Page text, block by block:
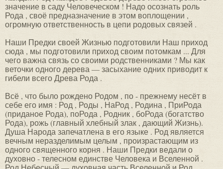
значение в саду Человеческом ! Надо осознать роль
Рода , своё предназначение в этом воплощении ,
огромную ответственность в цепи родовых связей .
Наши Предки своей Жизнью подготовили Наш приход
сюда , мы подготовили приход своим потомкам ... Для
чего важна связь со своими родственниками ? Мы как
веточки одного дерева — засыхание одних приводит к
гибели всего Древа Рода .
Всё , что было рождено Родом , по - прежнему несёт в
себе его имя : Род , Роды , НаРод , Родина , ПриРода
(приданое Рода), поРода , Родник , боРода (богатство
Рода), рожь (главный хлебный злак , дающий Жизнь).
Душа Народа запечатлена в его языке . Род является
вечным неразделимым целым , произрастающим из
одного священного корня . Наши Предки ведали о
духовно - телесном единстве Человека и Вселенной .